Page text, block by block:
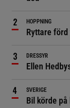
HOPPNING
Ryttare
DRESSYR
Ellen
SVERIGE
Bil körde